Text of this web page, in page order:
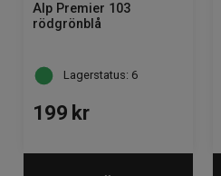
Alp Premier 103
rödgrönblå
Lagerstatus: 6
199 kr